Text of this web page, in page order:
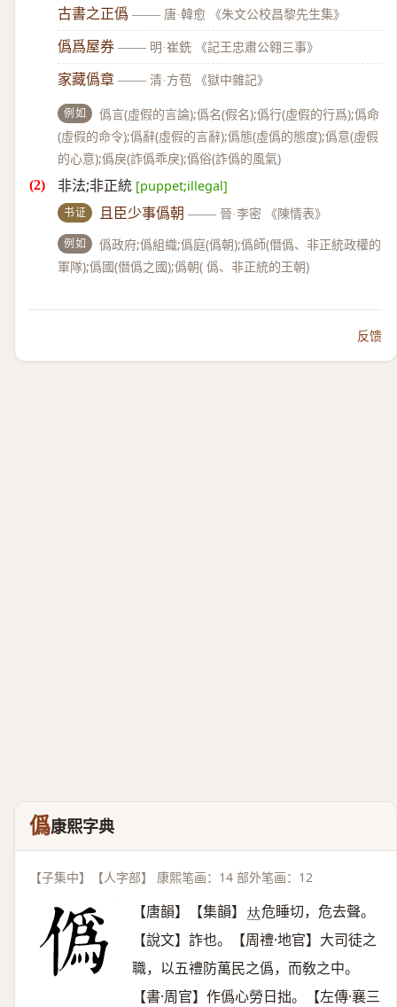
古書之正僞 —— 唐·韓愈 《朱文公校昌黎先生集》
僞爲屋券 —— 明·崔銑 《記王忠肅公翱三事》
家藏僞章 —— 清·方苞 《獄中雜記》
例如
僞言(虛假的言論);僞名(假名);僞行(虛假的行爲);僞命
(虛假的命令);僞辭(虛假的言辭);僞態(虛僞的態度);僞意(虛假
的心意);僞戾(詐僞乖戾);僞俗(詐僞的風氣)
非法;非正統 [puppet;illegal]
书证 且臣少事僞朝 —— 晉·李密 《陳情表》
例如
僞政府;僞組織;僞庭(僞朝);僞師(僭僞、非正統政權的
軍隊);僞國(僭僞之國);僞朝( 僞、非正統的王朝)
反馈
僞康熙字典
【子集中】【人字部】 康熙笔画：14 部外笔画：12
【唐韻】【集韻】 𠀤危睡切，危去聲。
【說文】詐也。【周禮·地官】大司徒之
職，以五禮防萬民之僞，而敎之中。
【書·周官】作僞心勞日拙。【左傳·襄三